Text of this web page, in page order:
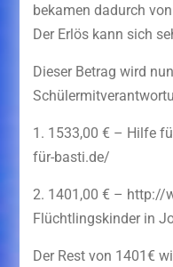
bekamen dadurch
Der Erlös kann sich
Dieser Betrag wird
1. 1533,00 € – Hilfe
für-basti.de/
2. 1401,00 € – http://
Flüchtlingskinder in
Der Rest von 1401€